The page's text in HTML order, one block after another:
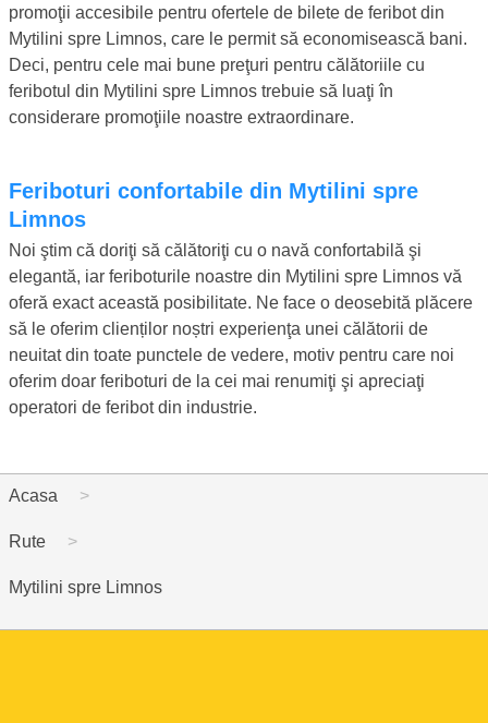
promoţii accesibile pentru ofertele de bilete de feribot din
Mytilini spre Limnos, care le permit să economisească bani.
Deci, pentru cele mai bune preţuri pentru călătoriile cu
feribotul din Mytilini spre Limnos trebuie să luaţi în
considerare promoţiile noastre extraordinare.
Feriboturi confortabile din Mytilini spre
Limnos
Noi ştim că doriţi să călătoriţi cu o navă confortabilă şi
elegantă, iar feriboturile noastre din Mytilini spre Limnos vă
oferă exact această posibilitate. Ne face o deosebită plăcere
să le oferim clienților noștri experienţa unei călătorii de
neuitat din toate punctele de vedere, motiv pentru care noi
oferim doar feriboturi de la cei mai renumiţi şi apreciaţi
operatori de feribot din industrie.
Acasa
Rute
Mytilini spre Limnos